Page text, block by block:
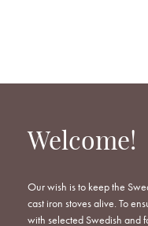
Welcome!
Our wish is to keep the
cast iron stoves alive. To
with selected Swedish and